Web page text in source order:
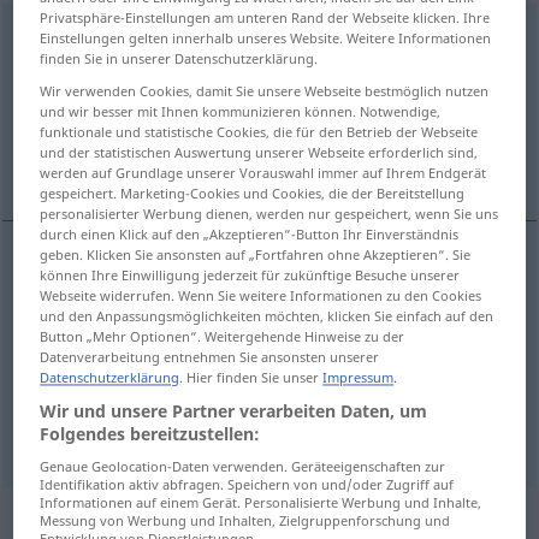
zwangsweiseadj
Übersicht aller Übersetzungen
(Für mehr Details die Übersetzung anklicken/antippen)
compulsory, obligatory enforced
compulsory zwangsweise
obligatory zwangsweise
(en)forced zwangsweise
„zwangsweise“: Adverb
Privatsphäre-Einstellungen am unteren Rand der Webseite klicken. Ihre
Einstellungen gelten innerhalb unseres Website. Weitere Informationen
finden Sie in unserer Datenschutzerklärung.
Wir verwenden Cookies, damit Sie unsere Webseite bestmöglich nutzen
und wir besser mit Ihnen kommunizieren können. Notwendige,
funktionale und statistische Cookies, die für den Betrieb der Webseite
und der statistischen Auswertung unserer Webseite erforderlich sind,
werden auf Grundlage unserer Vorauswahl immer auf Ihrem Endgerät
gespeichert. Marketing-Cookies und Cookies, die der Bereitstellung
personalisierter Werbung dienen, werden nur gespeichert, wenn Sie uns
durch einen Klick auf den „Akzeptieren“-Button Ihr Einverständnis
geben. Klicken Sie ansonsten auf „Fortfahren ohne Akzeptieren“. Sie
können Ihre Einwilligung jederzeit für zukünftige Besuche unserer
Webseite widerrufen. Wenn Sie weitere Informationen zu den Cookies
und den Anpassungsmöglichkeiten möchten, klicken Sie einfach auf den
Button „Mehr Optionen“. Weitergehende Hinweise zu der
Datenverarbeitung entnehmen Sie ansonsten unserer
Datenschutzerklärung. Hier finden Sie unserImpressum.
Wir und unsere Partner verarbeiten Daten, um
Folgendes bereitzustellen:
Genaue Geolocation-Daten verwenden. Geräteeigenschaften zur
Identifikation aktiv abfragen. Speichern von und/oder Zugriff auf
Informationen auf einem Gerät. Personalisierte Werbung und Inhalte,
Messung von Werbung und Inhalten, Zielgruppenforschung und